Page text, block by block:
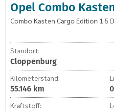
Opel Combo
Combo Kasten Cargo Edition 1.5
Standort:
Cloppenburg
Kilometerstand:
55.146 km
Kraftstoff: